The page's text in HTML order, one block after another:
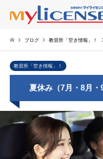
ブログ 教習所「空き情報」！
教習所「空き情報」！
夏休み（7月・8月・